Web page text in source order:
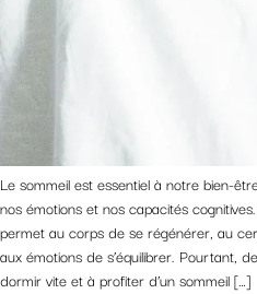
Le sommeil est essentiel à notre bien-
nos émotions et nos capacités
permet au corps de se régénérer, au
aux émotions de s’équilibrer. Pourtant,
dormir vite et à profiter d’un sommeil […]